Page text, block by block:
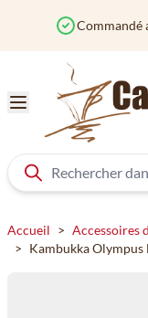
Commandé
Accueil > Accessoires
> Kambukka